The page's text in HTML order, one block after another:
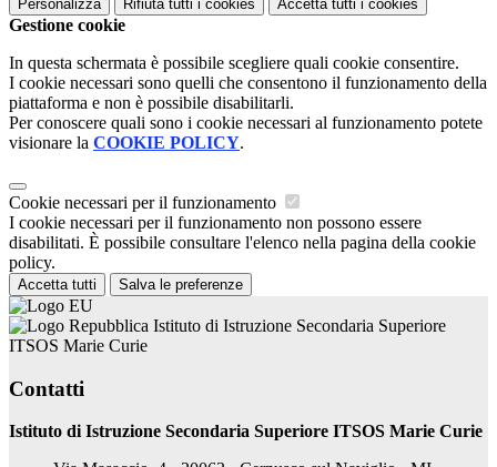
Personalizza Rifiuta tutti i cookies Accetta tutti i cookies
Gestione cookie
In questa schermata è possibile scegliere quali cookie consentire.
I cookie necessari sono quelli che consentono il funzionamento della
piattaforma e non è possibile disabilitarli.
Per conoscere quali sono i cookie necessari al funzionamento potete
visionare la COOKIE POLICY.
Cookie necessari per il funzionamento
I cookie necessari per il funzionamento non possono essere
disabilitati. È possibile consultare l'elenco nella pagina della cookie
policy.
Accetta tutti Salva le preferenze
Istituto di Istruzione Secondaria Superiore
ITSOS Marie Curie
Contatti
Istituto di Istruzione Secondaria Superiore ITSOS Marie Curie